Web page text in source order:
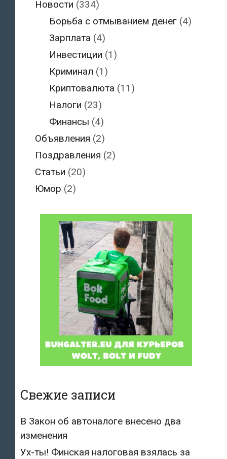
Новости (334)
Борьба с отмыванием денег (4)
Зарплата (4)
Инвестиции (1)
Криминал (1)
Криптовалюта (11)
Налоги (23)
Финансы (4)
Объявления (2)
Поздравления (2)
Статьи (20)
Юмор (2)
Свежие записи
В Закон об автоналоге внесено два
изменения
Ух-ты! Финская налоговая взялась за